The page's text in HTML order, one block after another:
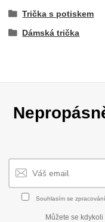
Trička s potiskem
Dámská trička
Souhlasím se
Můžete se